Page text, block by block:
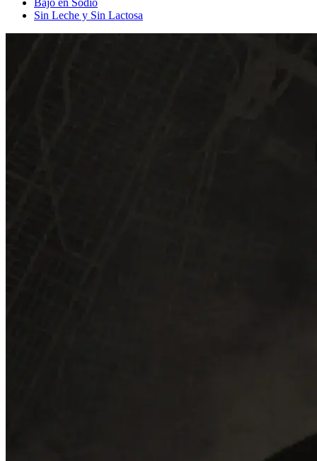
Sin Leche y Sin Lactosa